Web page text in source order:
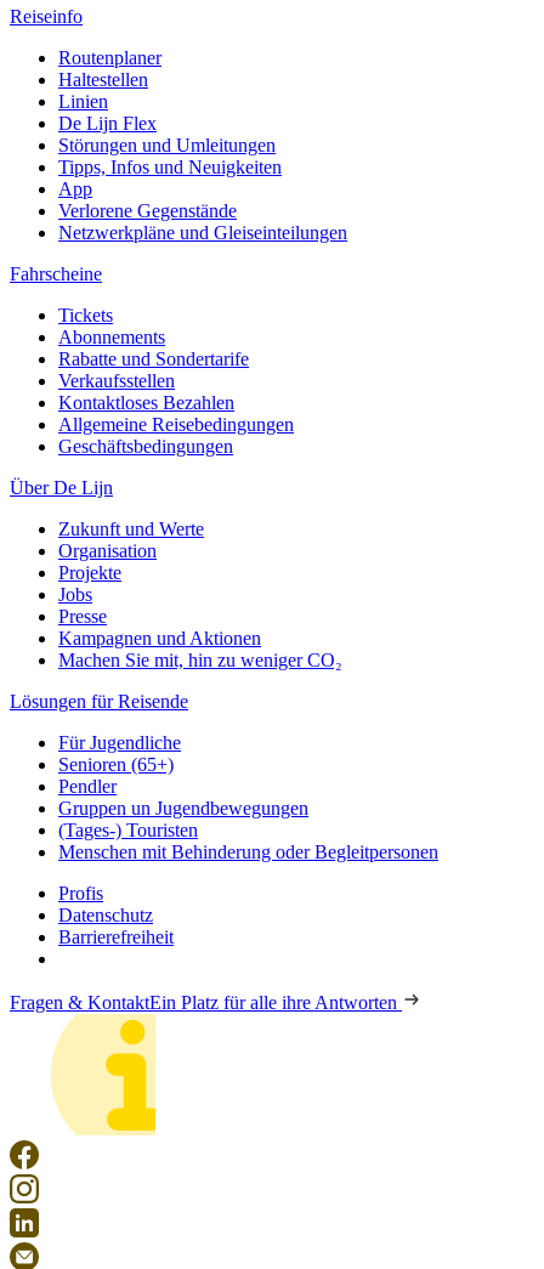
Reiseinfo
Routenplaner
Haltestellen
Linien
De Lijn Flex
Störungen und Umleitungen
Tipps, Infos und Neuigkeiten
App
Verlorene Gegenstände
Netzwerkpläne und Gleiseinteilungen
Fahrscheine
Tickets
Abonnements
Rabatte und Sondertarife
Verkaufsstellen
Kontaktloses Bezahlen
Allgemeine Reisebedingungen
Geschäftsbedingungen
Über De Lijn
Zukunft und Werte
Organisation
Projekte
Jobs
Presse
Kampagnen und Aktionen
Machen Sie mit, hin zu weniger CO₂
Lösungen für Reisende
Für Jugendliche
Senioren (65+)
Pendler
Gruppen un Jugendbewegungen
(Tages-) Touristen
Menschen mit Behinderung oder Begleitpersonen
Profis
Datenschutz
Barrierefreiheit
Fragen & KontaktEin Platz für alle ihre Antworten